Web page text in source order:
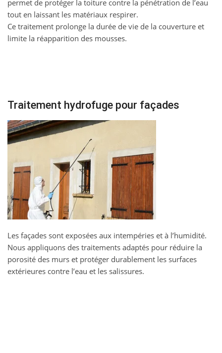
permet de protéger la toiture contre la pénétration de l’eau
tout en laissant les matériaux respirer.
Ce traitement prolonge la durée de vie de la couverture et
limite la réapparition des mousses.
Traitement hydrofuge pour façades
Les façades sont exposées aux intempéries et à l’humidité.
Nous appliquons des traitements adaptés pour réduire la
porosité des murs et protéger durablement les surfaces
extérieures contre l’eau et les salissures.